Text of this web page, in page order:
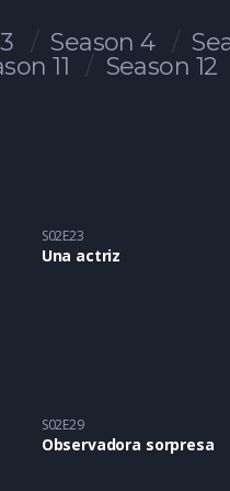
Season 4
11 Season 12
S02E23
Una actriz
S02E29
Observadora sorpresa